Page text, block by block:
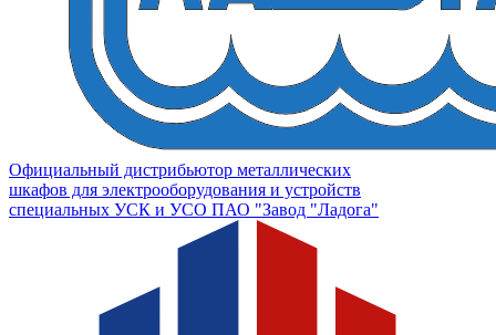
Официальный дистрибьютор металлических
шкафов для электрооборудования и устройств
специальных УСК и УСО ПАО "Завод "Ладога"